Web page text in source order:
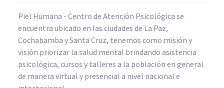
Piel Humana - Centro de Atención Psicológica se
encuentra ubicado en las ciudades de La Paz,
Cochabamba y Santa Cruz, tenemos como misión y
visión priorizar la salud mental brindando asistencia
psicológica, cursos y talleres a la población en general
de manera virtual y presencial a nivel nacional e